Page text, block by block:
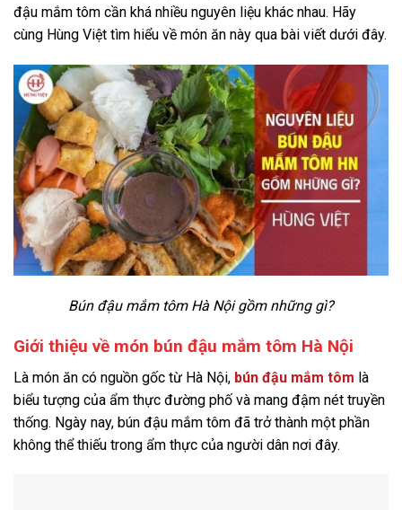
đậu mắm tôm cần khá nhiều nguyên liệu khác nhau. Hãy
cùng Hùng Việt tìm hiểu về món ăn này qua bài viết dưới đây.
Bún đậu mắm tôm Hà Nội gồm những gì?
Giới thiệu về món bún đậu mắm tôm Hà Nội
Là món ăn có nguồn gốc từ Hà Nội, bún đậu mắm tôm là
biểu tượng của ẩm thực đường phố và mang đậm nét truyền
thống. Ngày nay, bún đậu mắm tôm đã trở thành một phần
không thể thiếu trong ẩm thực của người dân nơi đây.